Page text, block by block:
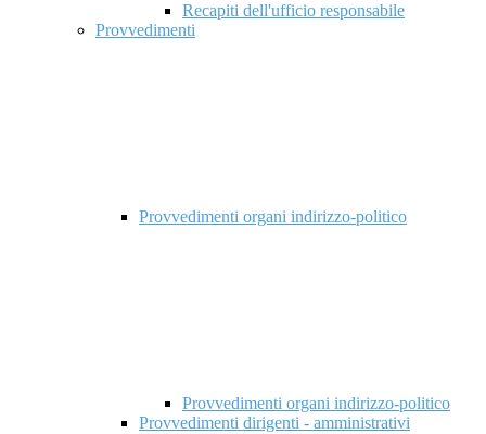
Recapiti dell'ufficio responsabile
Provvedimenti
Provvedimenti organi indirizzo-politico
Provvedimenti organi indirizzo-politico
Provvedimenti dirigenti - amministrativi